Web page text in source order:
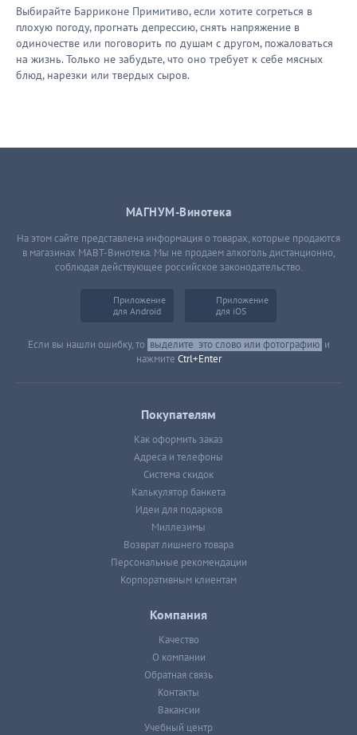
Выбирайте Барриконе Примитиво, если хотите согреться в
плохую погоду, прогнать депрессию, снять напряжение в
одиночестве или поговорить по душам с другом, пожаловаться
на жизнь. Только не забудьте, что оно требует к себе мясных
блюд, нарезки или твердых сыров.
МАГНУМ-Винотека
На этом сайте представлена информация о товарах, которые продаются
в магазинах МАВТ-Винотека. Мы не продаем алкоголь дистанционно,
соблюдая действующее российское законодательство.
Приложение
для Android
Приложение
для iOS
Если вы нашли ошибку, то выделите это слово или фотографию и
нажмите Ctrl+Enter
Покупателям
Как оформить заказ
Адреса и телефоны
Система скидок
Калькулятор банкета
Идеи для подарков
Миллезимы
Возврат лишнего товара
Персональные рекомендации
Корпоративным клиентам
Компания
Качество
О компании
Обратная связь
Контакты
Вакансии
Учебный центр